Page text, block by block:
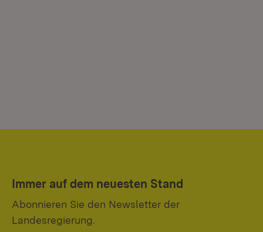
Immer auf dem neuesten Stand
Abonnieren Sie den Newsletter der
Landesregierung.